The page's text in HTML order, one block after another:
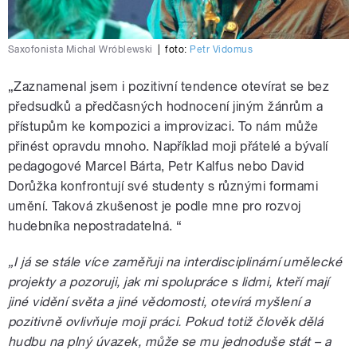
Saxofonista Michal Wróblewski foto: Petr Vidomus
„Zaznamenal jsem i pozitivní tendence otevírat se bez
předsudků a předčasných hodnocení jiným žánrům a
přístupům ke kompozici a improvizaci. To nám může
přinést opravdu mnoho. Například moji přátelé a bývalí
pedagogové Marcel Bárta, Petr Kalfus nebo David
Dorůžka konfrontují své studenty s různými formami
umění. Taková zkušenost je podle mne pro rozvoj
hudebníka nepostradatelná. “
„I já se stále více zaměřuji na interdisciplinární umělecké
projekty a pozoruji, jak mi spolupráce s lidmi, kteří mají
jiné vidění světa a jiné vědomosti, otevírá myšlení a
pozitivně ovlivňuje moji práci. Pokud totiž člověk dělá
hudbu na plný úvazek, může se mu jednoduše stát – a